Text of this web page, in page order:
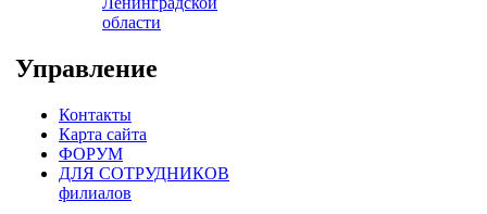
области
Управление
Контакты
Карта сайта
ФОРУМ
ДЛЯ СОТРУДНИКОВ
филиалов